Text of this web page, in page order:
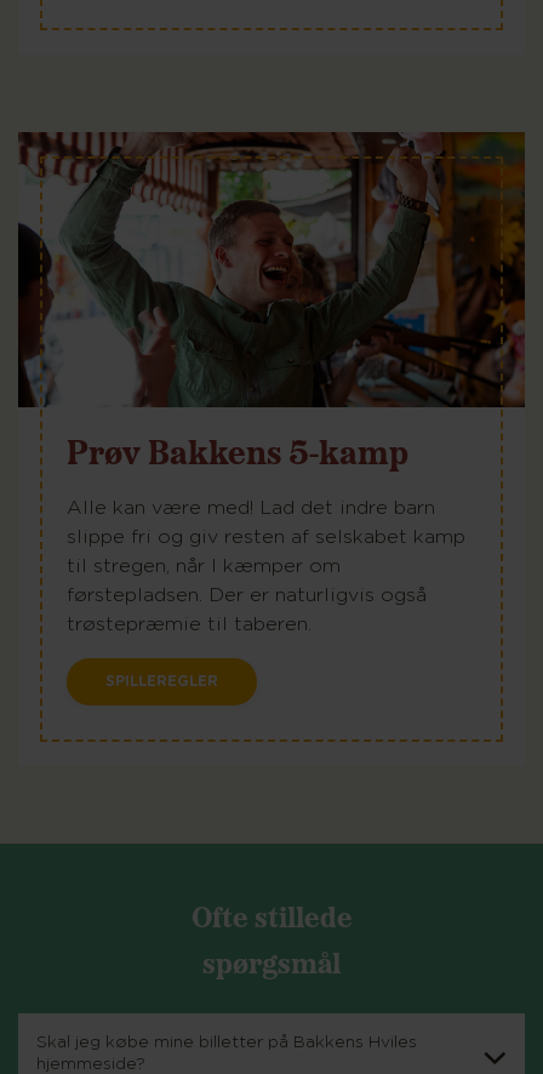
Prøv Bakkens 5-kamp
Alle kan være med! Lad det indre barn
slippe fri og giv resten af selskabet kamp
til stregen, når I kæmper om
førstepladsen. Der er naturligvis også
trøstepræmie til taberen.
SPILLEREGLER
Ofte stillede
spørgsmål
Skal jeg købe mine billetter på Bakkens Hviles
hjemmeside?